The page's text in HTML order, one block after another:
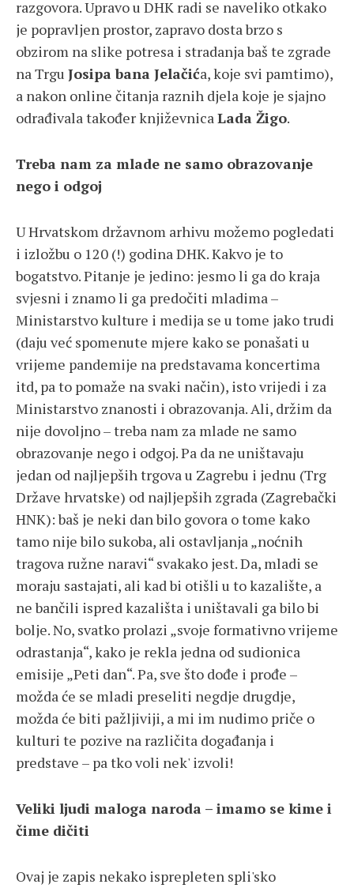
razgovora. Upravo u DHK radi se naveliko otkako
je popravljen prostor, zapravo dosta brzo s
obzirom na slike potresa i stradanja baš te zgrade
na Trgu Josipa bana Jelačića, koje svi pamtimo),
a nakon online čitanja raznih djela koje je sjajno
odrađivala također književnicaLada Žigo.
Treba nam za mlade ne samo obrazovanje
nego i odgoj
U Hrvatskom državnom arhivu možemo pogledati
i izložbu o 120 (!) godina DHK. Kakvo je to
bogatstvo. Pitanje je jedino: jesmo li ga do kraja
svjesni i znamo li ga predočiti mladima –
Ministarstvo kulture i medija se u tome jako trudi
(daju već spomenute mjere kako se ponašati u
vrijeme pandemije na predstavama koncertima
itd, pa to pomaže na svaki način), isto vrijedi i za
Ministarstvo znanosti i obrazovanja. Ali, držim da
nije dovoljno – treba nam za mlade ne samo
obrazovanje nego i odgoj. Pa da ne uništavaju
jedan od najljepših trgova u Zagrebu i jednu (Trg
Države hrvatske) od najljepših zgrada (Zagrebački
HNK): baš je neki dan bilo govora o tome kako
tamo nije bilo sukoba, ali ostavljanja „noćnih
tragova ružne naravi“ svakako jest. Da, mladi se
moraju sastajati, ali kad bi otišli u to kazalište, a
ne bančili ispred kazališta i uništavali ga bilo bi
bolje. No, svatko prolazi „svoje formativno vrijeme
odrastanja“, kako je rekla jedna od sudionica
emisije „Peti dan“. Pa, sve što dođe i prođe –
možda će se mladi preseliti negdje drugdje,
možda će biti pažljiviji, a mi im nudimo priče o
kulturi te pozive na različita događanja i
predstave – pa tko voli nek' izvoli!
Veliki ljudi maloga naroda – imamo se kime i
čime dičiti
Ovaj je zapis nekako isprepleten spli'sko